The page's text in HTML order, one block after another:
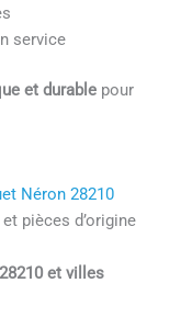
service
et durablepour
Néron 28210
pièces d’origine
et villes